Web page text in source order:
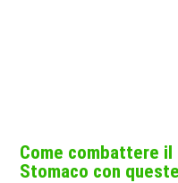
Come combattere
Stomaco con